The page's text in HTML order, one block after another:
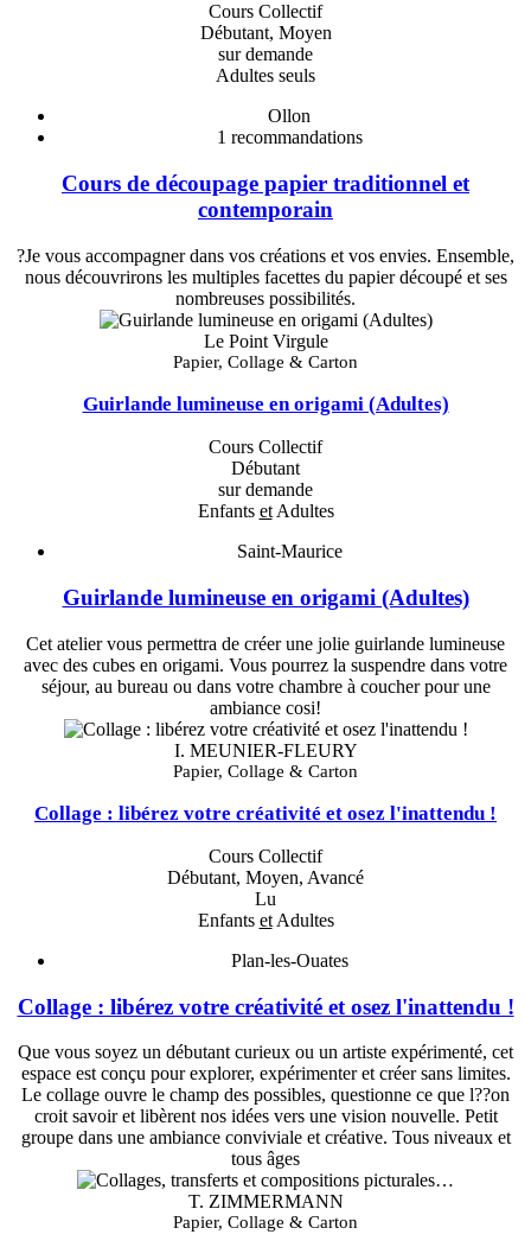
Cours Collectif
Débutant, Moyen
sur demande
Adultes seuls
Ollon
1 recommandations
Cours de découpage papier traditionnel et
contemporain
?Je vous accompagner dans vos créations et vos envies. Ensemble,
nous découvrirons les multiples facettes du papier découpé et ses
nombreuses possibilités.
Le Point Virgule
Papier, Collage & Carton
Guirlande lumineuse en origami (Adultes)
Cours Collectif
Débutant
sur demande
Enfants etAdultes
Saint-Maurice
Guirlande lumineuse en origami (Adultes)
Cet atelier vous permettra de créer une jolie guirlande lumineuse
avec des cubes en origami. Vous pourrez la suspendre dans votre
séjour, au bureau ou dans votre chambre à coucher pour une
ambiance cosi!
I. MEUNIER-FLEURY
Papier, Collage & Carton
Collage : libérez votre créativité et osez l'inattendu !
Cours Collectif
Débutant, Moyen, Avancé
Lu
Enfants etAdultes
Plan-les-Ouates
Collage : libérez votre créativité et osez l'inattendu !
Que vous soyez un débutant curieux ou un artiste expérimenté, cet
espace est conçu pour explorer, expérimenter et créer sans limites.
Le collage ouvre le champ des possibles, questionne ce que l??on
croit savoir et libèrent nos idées vers une vision nouvelle. Petit
groupe dans une ambiance conviviale et créative. Tous niveaux et
tous âges
T. ZIMMERMANN
Papier, Collage & Carton